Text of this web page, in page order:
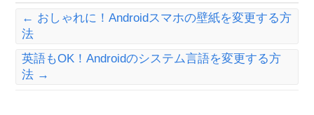
← おしゃれに！Androidスマホの壁紙を変更する方
法
英語もOK！Androidのシステム言語を変更する方
法 →